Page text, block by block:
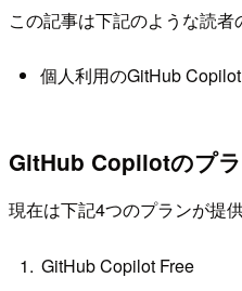
この記事は下記のような読者
個人利用のGitHub
GitHub Copilotのプ
現在は下記4つのプランが提
GitHub Copilot Free